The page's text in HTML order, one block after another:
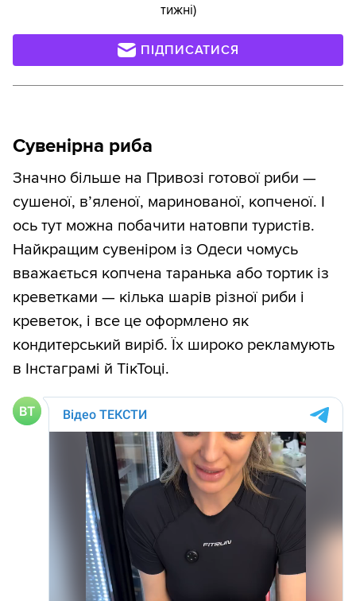
тижні)
ПІДПИСАТИСЯ
Сувенірна риба
Значно більше на Привозі готової риби —
сушеної, в’яленої, маринованої, копченої. І
ось тут можна побачити натовпи туристів.
Найкращим сувеніром із Одеси чомусь
вважається копчена таранька або тортик із
креветками — кілька шарів різної риби і
креветок, і все це оформлено як
кондитерський виріб. Їх широко рекламують
в Інстаграмі й ТікТоці.